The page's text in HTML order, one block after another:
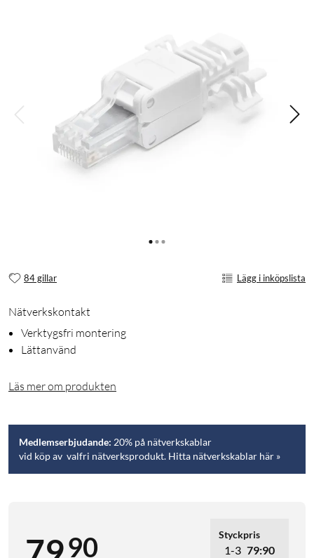
84 gillar Lägg i inköpslista
Nätverkskontakt
Verktygsfri montering
Lättanvänd
Läs mer om produkten
Medlemserbjudande: 20% på nätverkskablar
vid köp av valfri nätverksprodukt. Hitta nätverkskablar här »
90 Styckpris
1-3 79:90